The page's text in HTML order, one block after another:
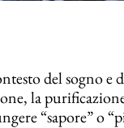
del sogno
la
“sapore” o